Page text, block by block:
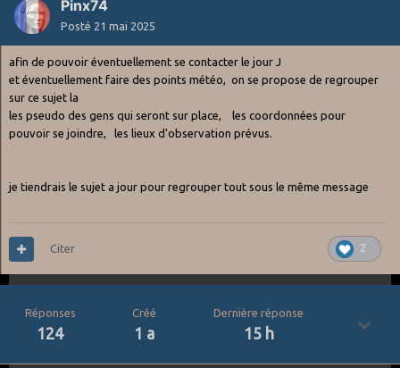
Pinx74
Posté 21 mai 2025
afin de pouvoir éventuellement se contacter le jour J
et éventuellement faire des points météo, on se propose de regrouper
sur ce sujet la
les pseudo des gens qui seront sur place, les coordonnées pour
pouvoir se joindre, les lieux d'observation prévus.
je tiendrais le sujet a jour pour regrouper tout sous le même message
2
Citer
Réponses
124
Créé
1 a
Dernière réponse
15 h